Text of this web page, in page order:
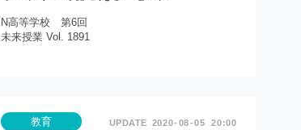
N高等学校 第6回
未来授業 Vol. 1891
教育 2020 08 05 20:00